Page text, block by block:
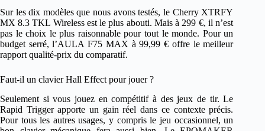
Sur les dix modèles que nous avons testés, le Cherry XTRFY
MX 8.3 TKL Wireless est le plus abouti. Mais à 299 €, il n’est
pas le choix le plus raisonnable pour tout le monde. Pour un
budget serré, l’AULA F75 MAX à 99,99 € offre le meilleur
rapport qualité-prix du comparatif.
Faut-il un clavier Hall Effect pour jouer ?
Seulement si vous jouez en compétitif à des jeux de tir. Le
Rapid Trigger apporte un gain réel dans ce contexte précis.
Pour tous les autres usages, y compris le jeu occasionnel, un